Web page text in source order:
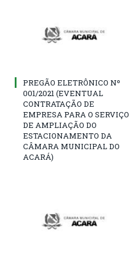
PREGÃO ELETRÔNICO Nº
001/2021 (EVENTUAL
CONTRATAÇÃO DE
EMPRESA PARA O SERVIÇO
DE AMPLIAÇÃO DO
ESTACIONAMENTO DA
CÂMARA MUNICIPAL DO
ACARÁ)